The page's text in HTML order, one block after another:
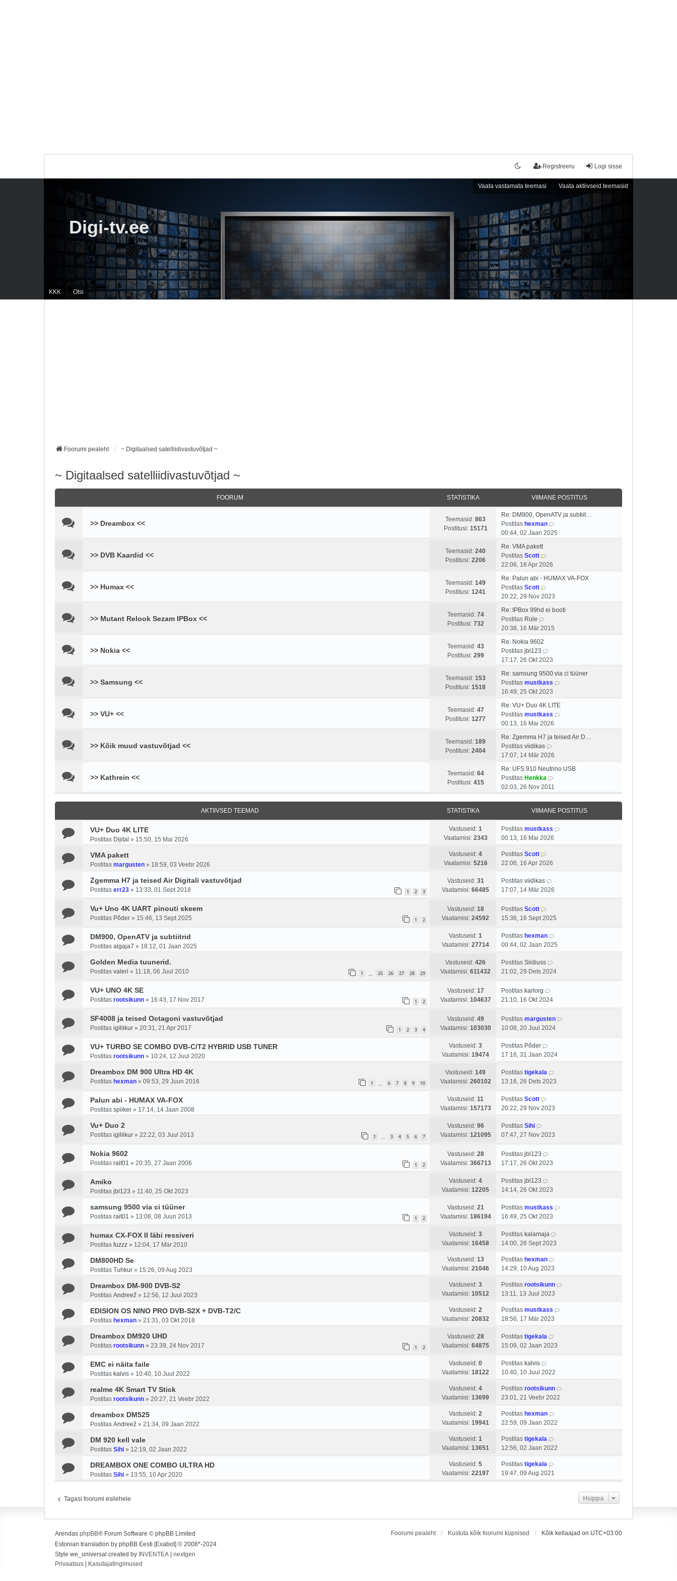
Logi sisse
Registreeru
Vaata vastamata teemasi Vaata aktiivseid teemasid
KKK Otsi
Digi-tv.ee
Foorumi pealeht ~ Digitaalsed satelliidivastuvõtjad ~
~ Digitaalsed satelliidivastuvõtjad ~
FOORUM STATISTIKA VIIMANE POSTITUS
>> Dreambox << Teemasid: 863
Postitusi: 15171
Re: DM900, OpenATV ja subtiit…
Postitas hexman
a
i
s
t
u
t
00:44, 02 Jaan 2025
>> DVB Kaardid << Teemasid: 240
Postitusi: 2206
Re: VMA pakett
Postitas Scott
a
t
v
i
m
t
p
o
s
t
u
s
t
22:06, 16 Apr 2026
>> Humax << Teemasid: 149
Postitusi: 1241
Re: Palun abi - HUMAX VA-FOX
Postitas Scott
a
t
v
i
m
s
t
p
o
s
t
t
u
s
t
20:22, 29 Nov 2023
>> Mutant Relook Sezam IPBox << Teemasid: 74
Postitusi: 732
Re: IPBox 99hd ei booti
Postitas Rule
a
a
v
i
i
m
s
t
p
o
s
t
t
u
s
t
20:38, 16 Mär 2015
>> Nokia << Teemasid: 43
Postitusi: 299
Re: Nokia 9602
Postitas jbl123
a
t
a
v
i
i
m
s
t
p
o
s
t
i
u
t
17:17, 26 Okt 2023
>> Samsung << Teemasid: 153
Postitusi: 1518
Re: samsung 9500 via ci tüüner
Postitas mustkass
t
i
s
o
s
t
16:49, 25 Okt 2023
>> VU+ << Teemasid: 47
Postitusi: 1277
Re: VU+ Duo 4K LITE
Postitas mustkass
t
i
a
00:13, 16 Mai 2026
>> Kõik muud vastuvõtjad << Teemasid: 189
Postitusi: 2404
Re: Zgemma H7 ja teised Air D…
Postitas viidikas
a
t
v
i
i
m
a
s
o
i
s
17:07, 14 Mär 2026
>> Kathrein << Teemasid: 64
Postitusi: 415
Re: UFS 910 Neutrino USB
Postitas Henkka
a
a
i
p
u
02:03, 26 Nov 2011
AKTIIVSED TEEMAD STATISTIKA VIIMANE POSTITUS
VU+ Duo 4K LITE
Postitas Dijital » 15:50, 15 Mai 2026
Vastuseid: 1
Vaatamisi: 2343
Postitas mustkass
00:13, 16 Mai 2026
VMA pakett
Postitas margusten » 18:59, 03 Veebr 2026
Vastuseid: 4
Vaatamisi: 5216
Postitas Scott
22:06, 16 Apr 2026
Zgemma H7 ja teised Air Digitali vastuvõtjad
Postitas err23 » 13:33, 01 Sept 2018 1 2 3
Vastuseid: 31
Vaatamisi: 66485
Postitas viidikas
17:07, 14 Mär 2026
Vu+ Uno 4K UART pinouti skeem
Postitas Põder » 15:46, 13 Sept 2025 1 2
Vastuseid: 18
Vaatamisi: 24592
Postitas Scott
15:36, 16 Sept 2025
DM900, OpenATV ja subtiitrid
Postitas algaja7 » 18:12, 01 Jaan 2025
Vastuseid: 1
Vaatamisi: 27714
Postitas hexman
00:44, 02 Jaan 2025
Golden Media tuunerid.
Postitas valeri » 11:18, 06 Juul 2010 1 25 26 27 28 29
Vastuseid: 426
Vaatamisi: 611432
Postitas Siidiuss
21:02, 29 Dets 2024
VU+ UNO 4K SE
Postitas rootsikunn » 16:43, 17 Nov 2017 1 2
Vastuseid: 17
Vaatamisi: 104637
Postitas karlorg
21:10, 16 Okt 2024
SF4008 ja teised Octagoni vastuvõtjad
Postitas igiliikur » 20:31, 21 Apr 2017 1 2 3 4
Vastuseid: 49
Vaatamisi: 103030
Postitas margusten
10:08, 20 Juul 2024
VU+ TURBO SE COMBO DVB-C/T2 HYBRID USB TUNER
Postitas rootsikunn » 10:24, 12 Juul 2020
Vastuseid: 3
Vaatamisi: 19474
Postitas Põder
17:16, 31 Jaan 2024
Dreambox DM 900 Ultra HD 4K
Postitas hexman » 09:53, 29 Juun 2016 1 6 7 8 9 10
Vastuseid: 149
Vaatamisi: 260102
Postitas tigekala
13:16, 26 Dets 2023
Palun abi - HUMAX VA-FOX
Postitas spiiker » 17:14, 14 Jaan 2008
Vastuseid: 11
Vaatamisi: 157173
Postitas Scott
20:22, 29 Nov 2023
Vu+ Duo 2
Postitas igiliikur » 22:22, 03 Juul 2013 1 3 4 5 6 7
Vastuseid: 96
Vaatamisi: 121095
Postitas Sihi
07:47, 27 Nov 2023
Nokia 9602
Postitas rait01 » 20:35, 27 Jaan 2006 1 2
Vastuseid: 28
Vaatamisi: 366713
Postitas jbl123
17:17, 26 Okt 2023
Amiko
Postitas jbl123 » 11:40, 25 Okt 2023
Vastuseid: 4
Vaatamisi: 12205
Postitas jbl123
14:14, 26 Okt 2023
samsung 9500 via ci tüüner
Postitas rait01 » 13:08, 08 Juun 2013 1 2
Vastuseid: 21
Vaatamisi: 186194
Postitas mustkass
16:49, 25 Okt 2023
humax CX-FOX II läbi ressiveri
Postitas fuzzz » 12:04, 17 Mär 2010
Vastuseid: 3
Vaatamisi: 16458
Postitas kalamaja
14:00, 26 Sept 2023
DM800HD Se
Postitas Tuhkur » 15:26, 09 Aug 2023
Vastuseid: 13
Vaatamisi: 21046
Postitas hexman
14:29, 10 Aug 2023
Dreambox DM-900 DVB-S2
Postitas Andreež » 12:56, 12 Juul 2023
Vastuseid: 3
Vaatamisi: 10512
Postitas rootsikunn
13:11, 13 Juul 2023
EDISION OS NINO PRO DVB-S2X + DVB-T2/C
Postitas hexman » 21:31, 03 Okt 2018
Vastuseid: 2
Vaatamisi: 20832
Postitas mustkass
18:56, 17 Mär 2023
Dreambox DM920 UHD
Postitas rootsikunn » 23:39, 24 Nov 2017 1 2
Vastuseid: 28
Vaatamisi: 64875
Postitas tigekala
15:09, 02 Jaan 2023
EMC ei näita faile
Postitas kalvis » 10:40, 10 Juul 2022
Vastuseid: 0
Vaatamisi: 18122
Postitas kalvis
10:40, 10 Juul 2022
realme 4K Smart TV Stick
Postitas rootsikunn » 20:27, 21 Veebr 2022
Vastuseid: 4
Vaatamisi: 13699
Postitas rootsikunn
23:01, 21 Veebr 2022
dreambox DM525
Postitas Andreež » 21:34, 09 Jaan 2022
Vastuseid: 2
Vaatamisi: 19941
Postitas hexman
22:59, 09 Jaan 2022
DM 920 kell vale
Postitas Sihi » 12:19, 02 Jaan 2022
Vastuseid: 1
Vaatamisi: 13651
Postitas tigekala
12:56, 02 Jaan 2022
DREAMBOX ONE COMBO ULTRA HD
Postitas Sihi » 13:55, 10 Apr 2020
Vastuseid: 5
Vaatamisi: 22197
Postitas tigekala
19:47, 09 Aug 2021
Tagasi foorumi esilehele Hüppa
Foorumi pealeht Kustuta kõik foorumi küpsised Kõik kellaajad on UTC+03:00
Arendas phpBB® Forum Software © phpBB Limited
Estonian translation by phpBB Eesti [Exabot] © 2008*-2024
Style we_universal created by INVENTEA
nextgen
Privaatsus
Kasutajatingimused